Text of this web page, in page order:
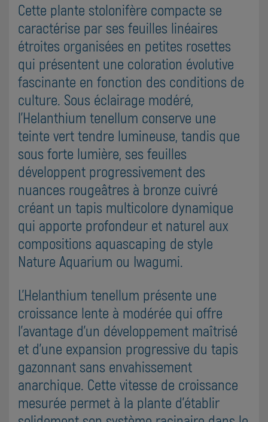
Cette plante stolonifère compacte se
caractérise par ses feuilles linéaires
étroites organisées en petites rosettes
qui présentent une coloration évolutive
fascinante en fonction des conditions de
culture. Sous éclairage modéré,
l'Helanthium tenellum conserve une
teinte vert tendre lumineuse, tandis que
sous forte lumière, ses feuilles
développent progressivement des
nuances rougeâtres à bronze cuivré
créant un tapis multicolore dynamique
qui apporte profondeur et naturel aux
compositions aquascaping de style
Nature Aquarium ou Iwagumi.
L'Helanthium tenellum présente une
croissance lente à modérée qui offre
l'avantage d'un développement maîtrisé
et d'une expansion progressive du tapis
gazonnant sans envahissement
anarchique. Cette vitesse de croissance
mesurée permet à la plante d'établir